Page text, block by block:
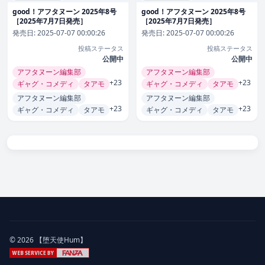
good！アフタヌーン 2025年8号
［2025年7月7日発売］
発売日:2025-07-07 00:00:26
投稿ステータス
公開中
アフタヌーン編集部
ギャグ・コメディ
タアモ +23
アフタヌーン編集部
ギャグ・コメディ
タアモ +23
good！アフタヌーン 2025年8号
［2025年7月7日発売］
発売日:2025-07-07 00:00:26
投稿ステータス
公開中
アフタヌーン編集部
ギャグ・コメディ
タアモ +23
アフタヌーン編集部
ギャグ・コメディ
タアモ +23
© 2026 【堕天使Hum】